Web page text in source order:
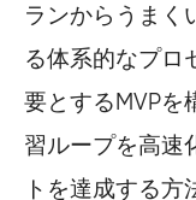
ランからうまく
る体系的なプロ
要とするMVPを
習ループを高速
トを達成する